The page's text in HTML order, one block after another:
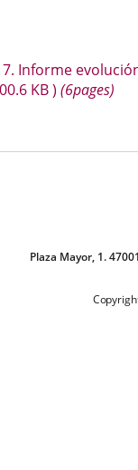
7. Informe
KB) (6pages)
Plaza Mayor, 1.